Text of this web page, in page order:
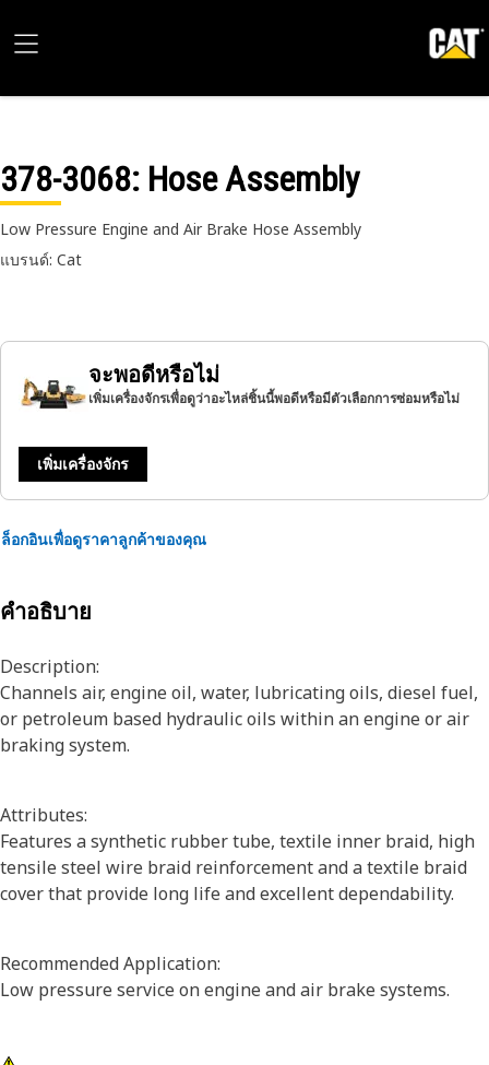
378-3068: Hose Assembly
Low Pressure Engine and Air Brake Hose Assembly
แบรนด์: Cat
จะพอดีหรือไม่
เพิ่มเครื่องจักรเพื่อดูว่าอะไหล่ชิ้นนี้พอดีหรือมีตัวเลือกการซ่อมหรือไม่
เพิ่มเครื่องจักร
ล็อกอินเพื่อดูราคาลูกค้าของคุณ
คำอธิบาย
Description:
Channels air, engine oil, water, lubricating oils, diesel fuel,
or petroleum based hydraulic oils within an engine or air
braking system.
Attributes:
Features a synthetic rubber tube, textile inner braid, high
tensile steel wire braid reinforcement and a textile braid
cover that provide long life and excellent dependability.
Recommended Application:
Low pressure service on engine and air brake systems.